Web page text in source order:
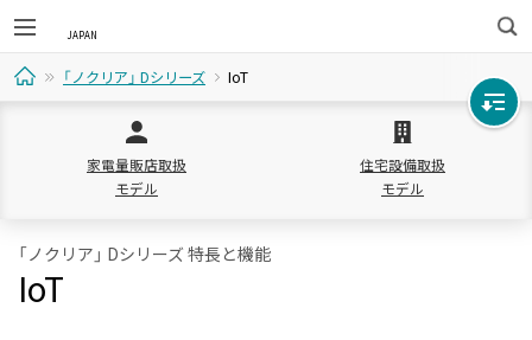
検
索
「ノクリア」 Dシリーズ IoT
家電量販店取扱
モデル
住宅設備取扱
モデル
「ノクリア」 Dシリーズ 特長と機能
IoT